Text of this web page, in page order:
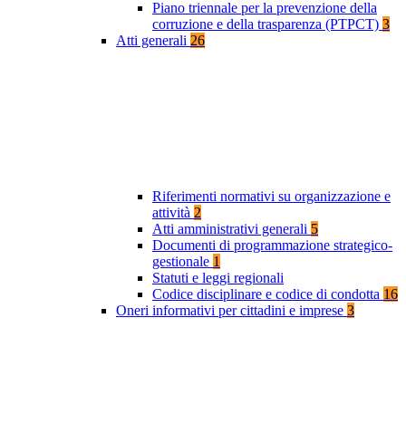
Piano triennale per la prevenzione della
corruzione e della trasparenza (PTPCT) 3
Atti generali 26
Riferimenti normativi su organizzazione e
attività 2
Atti amministrativi generali 5
Documenti di programmazione strategico-
gestionale 1
Statuti e leggi regionali
Codice disciplinare e codice di condotta 16
Oneri informativi per cittadini e imprese 3